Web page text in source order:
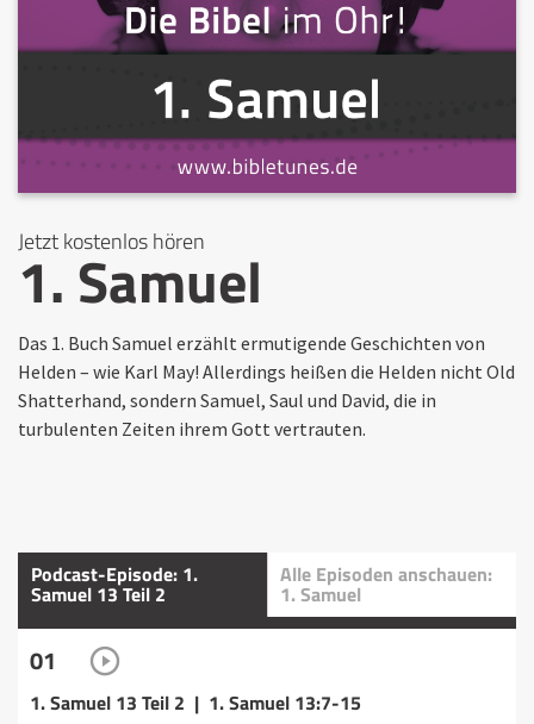
Jetzt kostenlos hören
1. Samuel
Das 1. Buch Samuel erzählt ermutigende Geschichten von
Helden – wie Karl May! Allerdings heißen die Helden nicht Old
Shatterhand, sondern Samuel, Saul und David, die in
turbulenten Zeiten ihrem Gott vertrauten.
Podcast-Episode: 1.
Samuel 13 Teil 2
Alle Episoden anschauen:
1. Samuel
01
1. Samuel 13 Teil 2 | 1. Samuel 13:7-15